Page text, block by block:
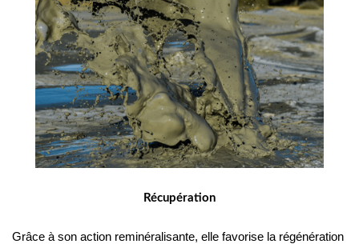
Récupération
Grâce à son action reminéralisante, elle favorise la régénération